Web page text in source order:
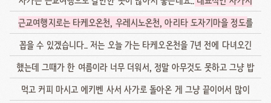
근교여행지로는 타케오온천, 우레시노온천, 아리타 도자기마을 정도를
꼽을 수 있겠습니다.. 저는 오늘 가는 타케오온천을 7년 전에 다녀오긴
했는데 그때가 한 여름이라 너무 더워서, 정말 아무것도 못하고 그냥 밥
먹고 커피 마시고 에키벤 사서 사가로 돌아온 게 그냥 끝이어서 많이